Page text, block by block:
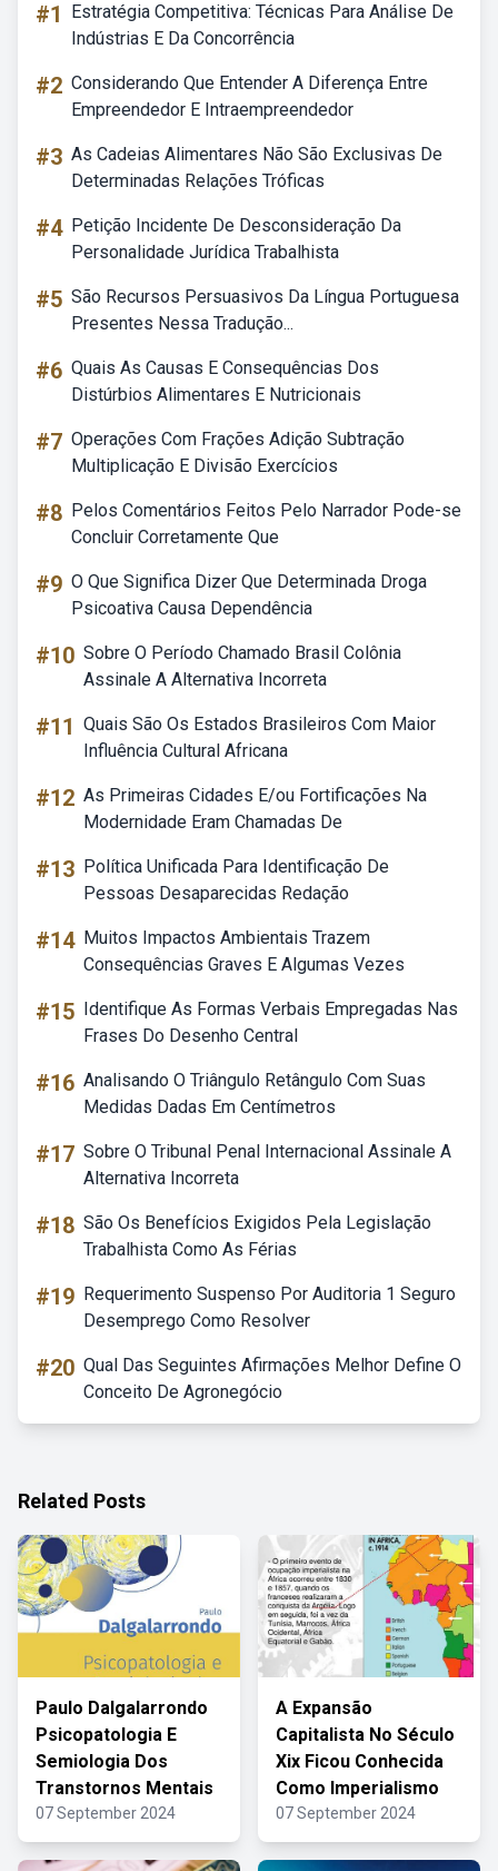
#1
Estratégia Competitiva: Técnicas Para Análise De
Indústrias E Da Concorrência
#2 Considerando Que Entender A Diferença Entre
Empreendedor E Intraempreendedor
#3 As Cadeias Alimentares Não São Exclusivas De
Determinadas Relações Tróficas
#4 Petição Incidente De Desconsideração Da
Personalidade Jurídica Trabalhista
#5 São Recursos Persuasivos Da Língua Portuguesa
Presentes Nessa Tradução...
#6 Quais As Causas E Consequências Dos
Distúrbios Alimentares E Nutricionais
#7 Operações Com Frações Adição Subtração
Multiplicação E Divisão Exercícios
#8 Pelos Comentários Feitos Pelo Narrador Pode-se
Concluir Corretamente Que
#9 O Que Significa Dizer Que Determinada Droga
Psicoativa Causa Dependência
#10 Sobre O Período Chamado Brasil Colônia
Assinale A Alternativa Incorreta
#11 Quais São Os Estados Brasileiros Com Maior
Influência Cultural Africana
#12 As Primeiras Cidades E/ou Fortificações Na
Modernidade Eram Chamadas De
#13 Política Unificada Para Identificação De
Pessoas Desaparecidas Redação
#14 Muitos Impactos Ambientais Trazem
Consequências Graves E Algumas Vezes
#15 Identifique As Formas Verbais Empregadas Nas
Frases Do Desenho Central
#16 Analisando O Triângulo Retângulo Com Suas
Medidas Dadas Em Centímetros
#17 Sobre O Tribunal Penal Internacional Assinale A
Alternativa Incorreta
#18 São Os Benefícios Exigidos Pela Legislação
Trabalhista Como As Férias
#19 Requerimento Suspenso Por Auditoria 1 Seguro
Desemprego Como Resolver
#20 Qual Das Seguintes Afirmações Melhor Define O
Conceito De Agronegócio
Related Posts
Paulo Dalgalarrondo
Psicopatologia E
Semiologia Dos
Transtornos Mentais
07 September 2024
A Expansão
Capitalista No Século
Xix Ficou Conhecida
Como Imperialismo
07 September 2024